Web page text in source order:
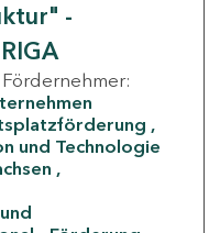
-
Fördernehmer:
und Technologie